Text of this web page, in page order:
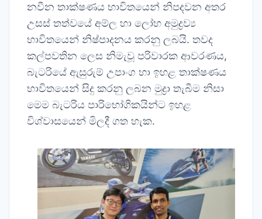
නවීන තාක්ෂණය භාවිතයෙන් නිපදවන අතර
උසස් තත්වයේ අම්ල හා ලෝහ අමුද්‍රව්‍ය
භාවිතයෙන් නිෂ්පාදනය කරනු ලබයි. තවද
කල්පවතින ලෙස නිමැවූ පරිවාරක ආවරණය,
බැටරියේ ඇසුරුම් උපාංග හා ඉහළ තාක්ෂණය
භාවිතයෙන් සිදු කරනු ලබන මුද්‍රා තැබීම නිසා
මෙම බැටරිය පාරිභෝගිකයින්ට ඉහළ
විශ්වාසයෙන් මිලදී ගත හැක.